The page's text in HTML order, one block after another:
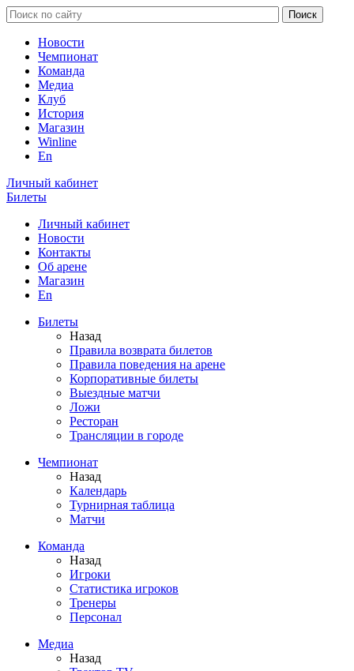
Новости
Чемпионат
Команда
Медиа
Клуб
История
Магазин
Winline
En
Личный кабинет
Билеты
Личный кабинет
Новости
Контакты
Об арене
Магазин
En
Билеты
Назад
Правила возврата билетов
Правила поведения на арене
Корпоративные билеты
Выездные матчи
Ложи
Ресторан
Трансляции в городе
Чемпионат
Назад
Календарь
Турнирная таблица
Матчи
Команда
Назад
Игроки
Статистика игроков
Тренеры
Персонал
Медиа
Назад